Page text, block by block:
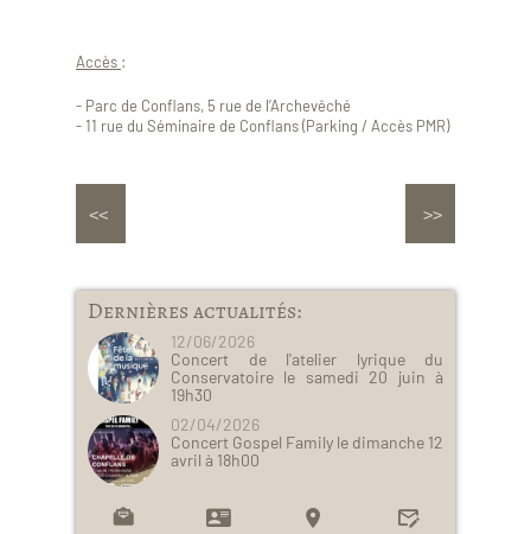
Accès :
- Parc de Conflans, 5 rue de l’Archevêché
- 11 rue du Séminaire de Conflans (Parking / Accès PMR)
Dernières actualités:
12/06/2026
Concert de l'atelier lyrique du
Conservatoire le samedi 20 juin à
19h30
02/04/2026
Concert Gospel Family le dimanche 12
avril à 18h00